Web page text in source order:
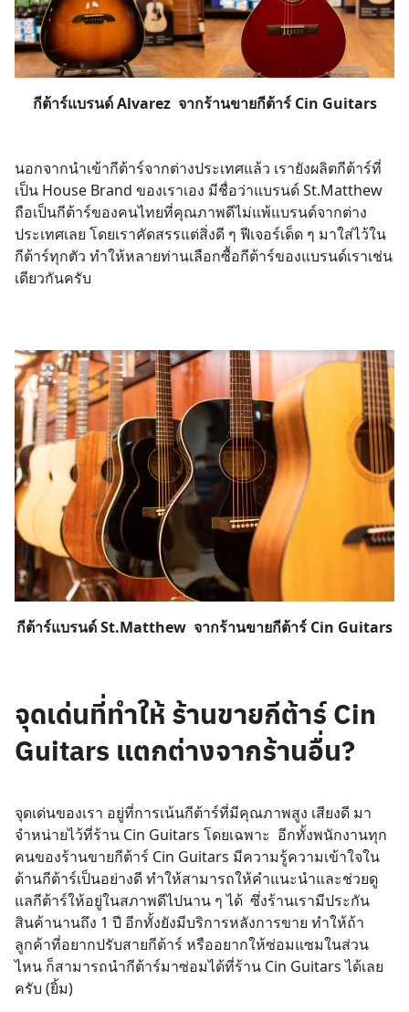
Search
กีต้าร์แบรนด์ Alvarez จากร้านขายกีต้าร์ Cin Guitars
นอกจากนำเข้ากีต้าร์จากต่างประเทศแล้ว เรายังผลิตกีต้าร์ที่
เป็น House Brand ของเราเอง มีชื่อว่าแบรนด์ St.Matthew
ถือเป็นกีต้าร์ของคนไทยที่คุณภาพดีไม่แพ้แบรนด์จากต่าง
ประเทศเลย โดยเราคัดสรรแต่สิ่งดี ๆ ฟีเจอร์เด็ด ๆ มาใส่ไว้ใน
กีต้าร์ทุกตัว ทำให้หลายท่านเลือกซื้อกีต้าร์ของแบรนด์เราเช่น
เดียวกันครับ
กีต้าร์แบรนด์ St.Matthew จากร้านขายกีต้าร์ Cin Guitars
จุดเด่นที่ทำให้ ร้านขายกีต้าร์Cin
Guitars แตกต่างจากร้านอื่น?
จุดเด่นของเรา อยู่ที่การเน้นกีต้าร์ที่มีคุณภาพสูง เสียงดี มา
จำหน่ายไว้ที่ร้าน Cin Guitars โดยเฉพาะ อีกทั้งพนักงานทุก
คนของร้านขายกีต้าร์ Cin Guitars มีความรู้ความเข้าใจใน
ด้านกีต้าร์เป็นอย่างดี ทำให้สามารถให้คำแนะนำและช่วยดู
แลกีต้าร์ให้อยู่ในสภาพดีไปนาน ๆ ได้ ซึ่งร้านเรามีประกัน
สินค้านานถึง 1 ปี อีกทั้งยังมีบริการหลังการขาย ทำให้ถ้า
ลูกค้าที่อยากปรับสายกีต้าร์ หรืออยากให้ซ่อมแซมในส่วน
ไหน ก็สามารถนำกีต้าร์มาซ่อมได้ที่ร้าน Cin Guitars ได้เลย
ครับ (ยิ้ม)